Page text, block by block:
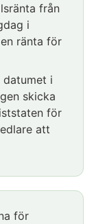
från
i
ränta för
datumet i
skicka
för
att
för